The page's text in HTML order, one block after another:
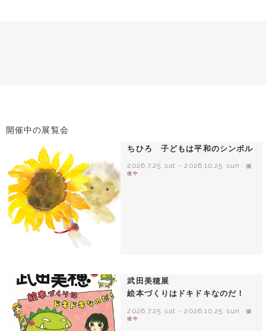
開催中の展覧会
ちひろ 子どもは平和のシンボル
2026.7.25 sat -2026.10.25 sun
- 開
催中
武田美穂展
絵本づくりはドキドキなのだ！
2026.7.25 sat - 2026.10.25 sun
- 開
催中